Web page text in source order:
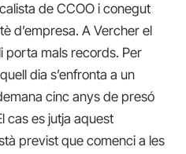
de CCOO i conegut
d’empresa. A Vercher el
porta mals records. Per
dia s’enfronta a un
cinc anys de presó
cas es jutja aquest
previst que comenci a les